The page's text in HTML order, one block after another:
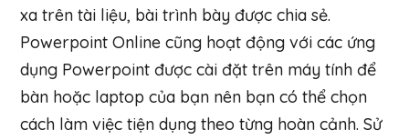
xa trên tài liệu, bài trình bày được chia sẻ.
Powerpoint Online cũng hoạt động với các ứng
dụng Powerpoint được cài đặt trên máy tính để
bàn hoặc laptop của bạn nên bạn có thể chọn
cách làm việc tiện dụng theo từng hoàn cảnh. Sử